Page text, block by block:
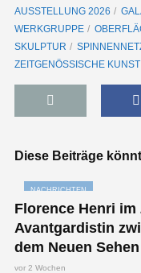
AUSSTELLUNG 2026
WERKGRUPPE
SKULPTUR
ZEITGENÖSSISCHE KUNST
Diese Beiträge
NACHRICHTEN
Florence Henri
Avantgardistin
dem Neuen Sehen
vor 2 Wochen